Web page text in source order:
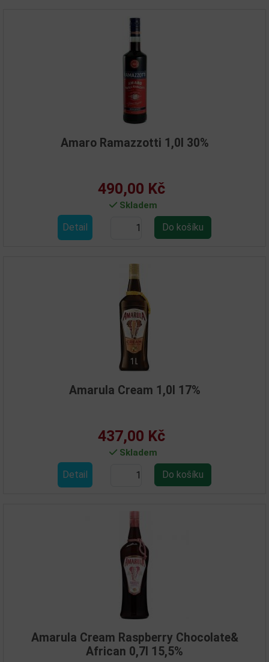
Amaro Ramazzotti 1,0l 30%
490,00 Kč
Skladem
Detail
Amarula Cream 1,0l 17%
437,00 Kč
Skladem
Detail
Amarula Cream Raspberry Chocolate&
African 0,7l 15,5%